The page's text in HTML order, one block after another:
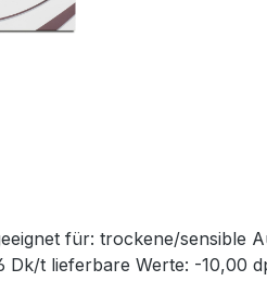
Dk/t lieferbare Werte: -10,00